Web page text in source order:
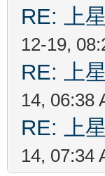
RE: 上
12-19,
RE: 上
14, 06:38
RE: 上
14, 07:34